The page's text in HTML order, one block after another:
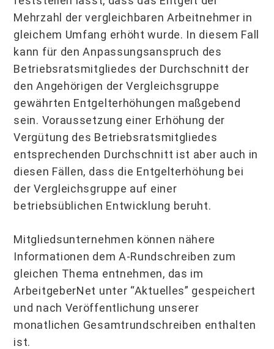
Mehrzahl der vergleichbaren Arbeitnehmer in
gleichem Umfang erhöht wurde. In diesem Fall
kann für den Anpassungsanspruch des
Betriebsratsmitgliedes der Durchschnitt der
den Angehörigen der Vergleichsgruppe
gewährten Entgelterhöhungen maßgebend
sein. Voraussetzung einer Erhöhung der
Vergütung des Betriebsratsmitgliedes
entsprechenden Durchschnitt ist aber auch in
diesen Fällen, dass die Entgelterhöhung bei
der Vergleichsgruppe auf einer
betriebsüblichen Entwicklung beruht.
Mitgliedsunternehmen können nähere
Informationen dem A-Rundschreiben zum
gleichen Thema entnehmen, das im
ArbeitgeberNet unter “Aktuelles” gespeichert
und nach Veröffentlichung unserer
monatlichen Gesamtrundschreiben enthalten
ist.